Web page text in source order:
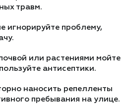
травм.
игнорируйте проблему,
или растениями мойте
антисептики.
наносить репелленты
пребывания на улице.